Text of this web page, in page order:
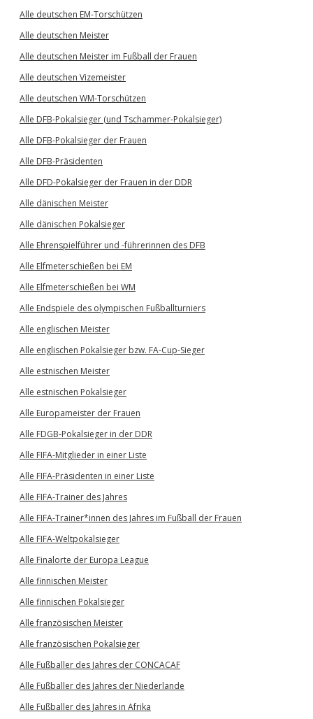
Alle deutschen EM-Torschützen
Alle deutschen Meister
Alle deutschen Meister im Fußball der Frauen
Alle deutschen Vizemeister
Alle deutschen WM-Torschützen
Alle DFB-Pokalsieger (und Tschammer-Pokalsieger)
Alle DFB-Pokalsieger der Frauen
Alle DFB-Präsidenten
Alle DFD-Pokalsieger der Frauen in der DDR
Alle dänischen Meister
Alle dänischen Pokalsieger
Alle Ehrenspielführer und -führerinnen des DFB
Alle Elfmeterschießen bei EM
Alle Elfmeterschießen bei WM
Alle Endspiele des olympischen Fußballturniers
Alle englischen Meister
Alle englischen Pokalsieger bzw. FA-Cup-Sieger
Alle estnischen Meister
Alle estnischen Pokalsieger
Alle Europameister der Frauen
Alle FDGB-Pokalsieger in der DDR
Alle FIFA-Mitglieder in einer Liste
Alle FIFA-Präsidenten in einer Liste
Alle FIFA-Trainer des Jahres
Alle FIFA-Trainer*innen des Jahres im Fußball der Frauen
Alle FIFA-Weltpokalsieger
Alle Finalorte der Europa League
Alle finnischen Meister
Alle finnischen Pokalsieger
Alle französischen Meister
Alle französischen Pokalsieger
Alle Fußballer des Jahres der CONCACAF
Alle Fußballer des Jahres der Niederlande
Alle Fußballer des Jahres in Afrika